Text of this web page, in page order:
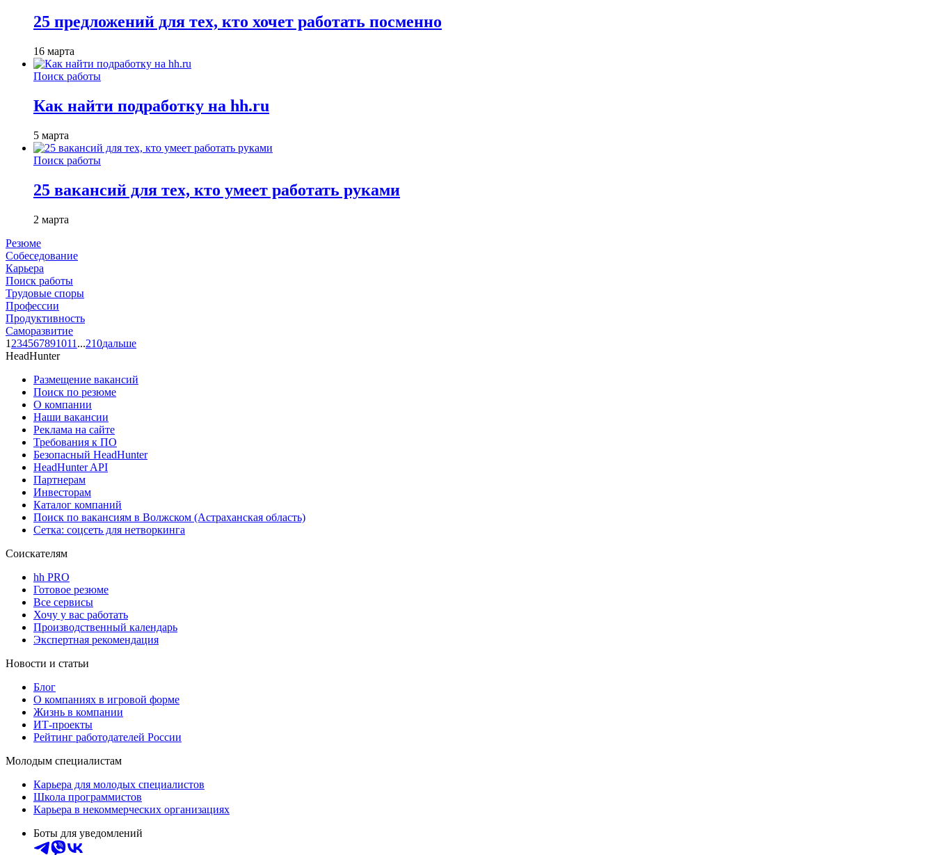
25 предложений для тех, кто хочет работать посменно
16 марта
Поиск работы
Как найти подработку на hh.ru
5 марта
Поиск работы
25 вакансий для тех, кто умеет работать руками
2 марта
Резюме
Собеседование
Карьера
Поиск работы
Трудовые споры
Профессии
Продуктивность
Саморазвитие
1 234567891011 ...210дальше
HeadHunter
Размещение вакансий
Поиск по резюме
О компании
Наши вакансии
Реклама на сайте
Требования к ПО
Безопасный HeadHunter
HeadHunter API
Партнерам
Инвесторам
Каталог компаний
Поиск по вакансиям в Волжском (Астраханская область)
Сетка: соцсеть для нетворкинга
Соискателям
hh PRO
Готовое резюме
Все сервисы
Хочу у вас работать
Производственный календарь
Экспертная рекомендация
Новости и статьи
Блог
О компаниях в игровой форме
Жизнь в компании
ИТ-проекты
Рейтинг работодателей России
Молодым специалистам
Карьера для молодых специалистов
Школа программистов
Карьера в некоммерческих организациях
Боты для уведомлений